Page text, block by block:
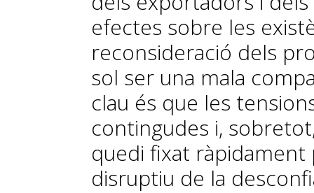
efectes sobre les
reconsideració dels
sol ser una mala
clau és que les
contingudes i,
quedi fixat
disruptiu de la